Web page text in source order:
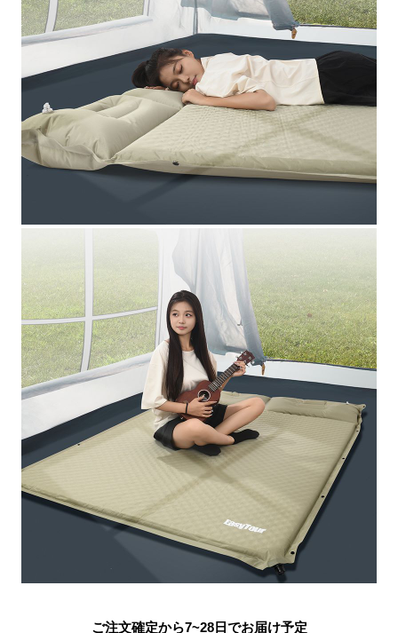
ご注文確定から7~28日でお届け予定